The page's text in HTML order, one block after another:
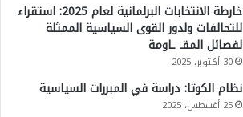
خارطة الانتخابات البرلمانية لعام 2025: استقراء
للتحالفات ولدور القوى السياسية الممثلة
لفصائل المقـ ـاومة
30 أكتوبر، 2025
نظام الكوتا: دراسة في المبررات السياسية
25 أغسطس، 2025